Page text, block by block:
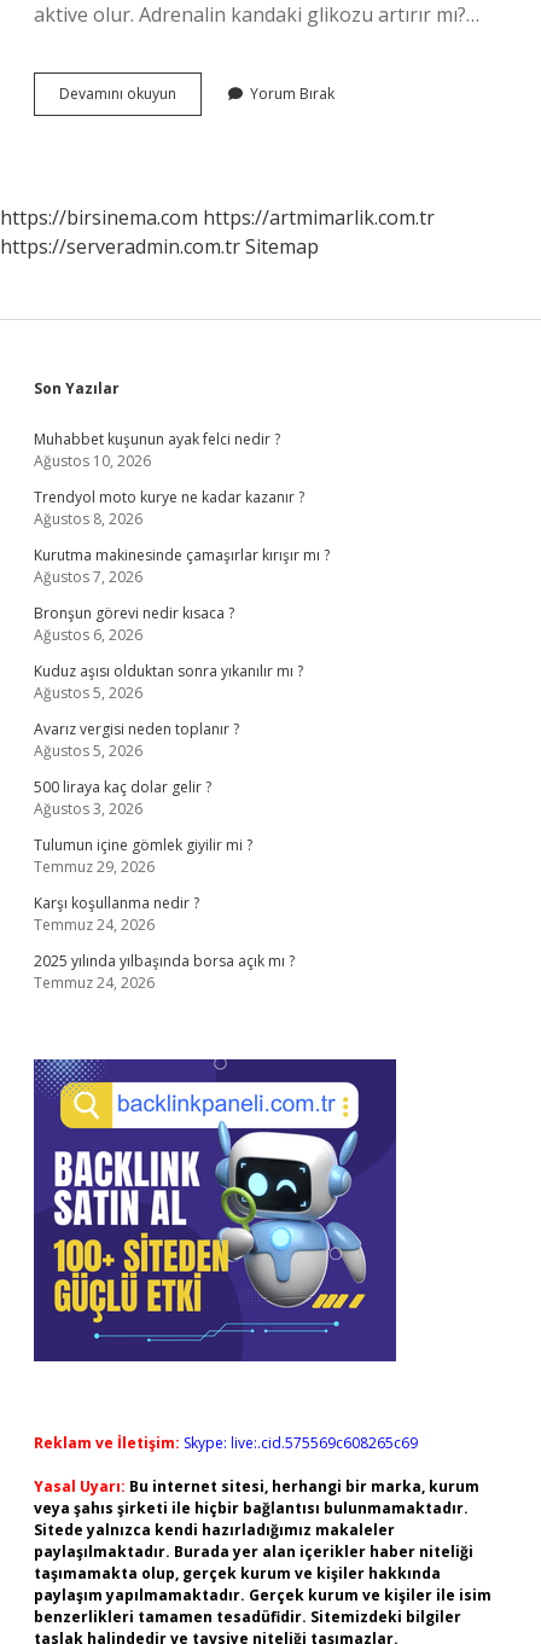
aktive olur. Adrenalin kandaki glikozu artırır mı?…
Devamını okuyun Adrenalin
Hormonu
Yorum Bırak
https://birsinema.com https://artmimarlik.com.tr
https://serveradmin.com.trSitemap
Sidebar
Son Yazılar
Muhabbet kuşunun ayak felci nedir ?
Ağustos 10, 2026
Trendyol moto kurye ne kadar kazanır ?
Ağustos 8, 2026
Kurutma makinesinde çamaşırlar kırışır mı ?
Ağustos 7, 2026
Bronşun görevi nedir kısaca ?
Ağustos 6, 2026
Kuduz aşısı olduktan sonra yıkanılır mı ?
Ağustos 5, 2026
Avarız vergisi neden toplanır ?
Ağustos 5, 2026
500 liraya kaç dolar gelir ?
Ağustos 3, 2026
Tulumun içine gömlek giyilir mi ?
Temmuz 29, 2026
Karşı koşullanma nedir ?
Temmuz 24, 2026
2025 yılında yılbaşında borsa açık mı ?
Temmuz 24, 2026
Reklam ve İletişim: Skype: live:.cid.575569c608265c69
Yasal Uyarı: Bu internet sitesi, herhangi bir marka, kurum
veya şahıs şirketi ile hiçbir bağlantısı bulunmamaktadır.
Sitede yalnızca kendi hazırladığımız makaleler
paylaşılmaktadır. Burada yer alan içerikler haber niteliği
taşımamakta olup, gerçek kurum ve kişiler hakkında
paylaşım yapılmamaktadır. Gerçek kurum ve kişiler ile isim
benzerlikleri tamamen tesadüfidir. Sitemizdeki bilgiler
taslak halindedir ve tavsiye niteliği taşımazlar.